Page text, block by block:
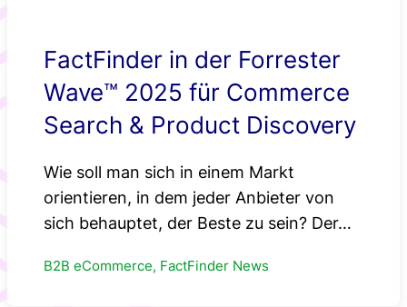
FactFinder in der Forrester
Wave™ 2025 für Commerce
Search & Product Discovery
Wie soll man sich in einem Markt
orientieren, in dem jeder Anbieter von
sich behauptet, der Beste zu sein? Der…
B2B eCommerce, FactFinder News